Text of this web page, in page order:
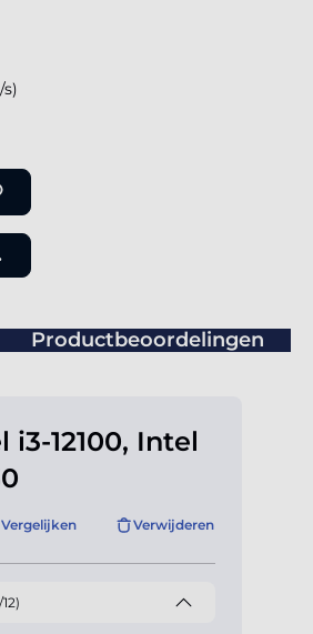
Productbeoordelingen
i3-12100, Intel
Vergelijken Verwijderen
12)